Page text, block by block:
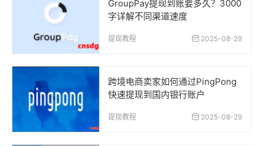
GroupPay提现到账要多久？3000
字详解不同渠道速度
提现教程 2025-08-29
跨境电商卖家如何通过PingPong
快速提现到国内银行账户
提现教程 2025-08-29